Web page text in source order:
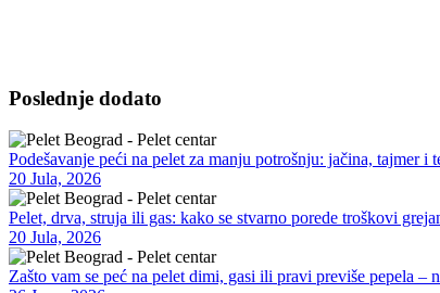
Poslednje dodato
Podešavanje peći na pelet za manju potrošnju: jačina, tajmer i
20 Jula, 2026
Pelet, drva, struja ili gas: kako se stvarno porede troškovi
20 Jula, 2026
Zašto vam se peć na pelet dimi, gasi ili pravi previše pepela –